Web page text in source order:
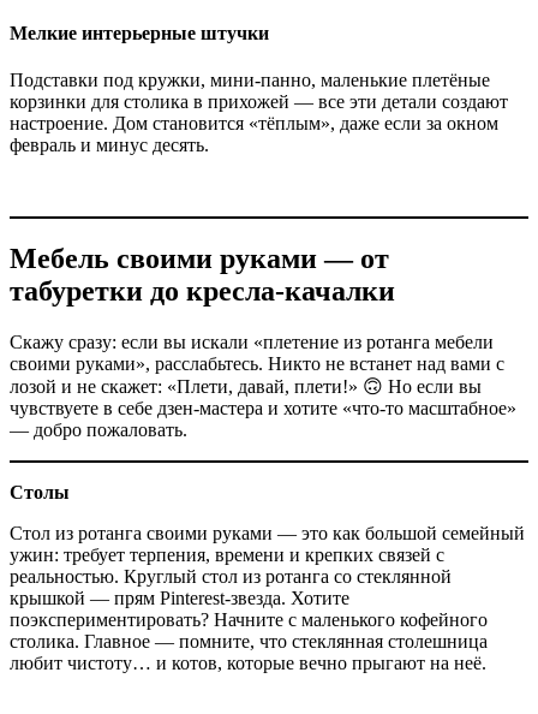
Мелкие интерьерные штучки
Подставки под кружки, мини-панно, маленькие плетёные
корзинки для столика в прихожей — все эти детали создают
настроение. Дом становится «тёплым», даже если за окном
февраль и минус десять.
Мебель своими руками — от
табуретки до кресла-качалки
Скажу сразу: если вы искали «плетение из ротанга мебели
своими руками», расслабьтесь. Никто не встанет над вами с
лозой и не скажет: «Плети, давай, плети!» 🙃 Но если вы
чувствуете в себе дзен-мастера и хотите «что-то масштабное»
— добро пожаловать.
Столы
Стол из ротанга своими руками — это как большой семейный
ужин: требует терпения, времени и крепких связей с
реальностью. Круглый стол из ротанга со стеклянной
крышкой — прям Pinterest-звезда. Хотите
поэкспериментировать? Начните с маленького кофейного
столика. Главное — помните, что стеклянная столешница
любит чистоту… и котов, которые вечно прыгают на неё.